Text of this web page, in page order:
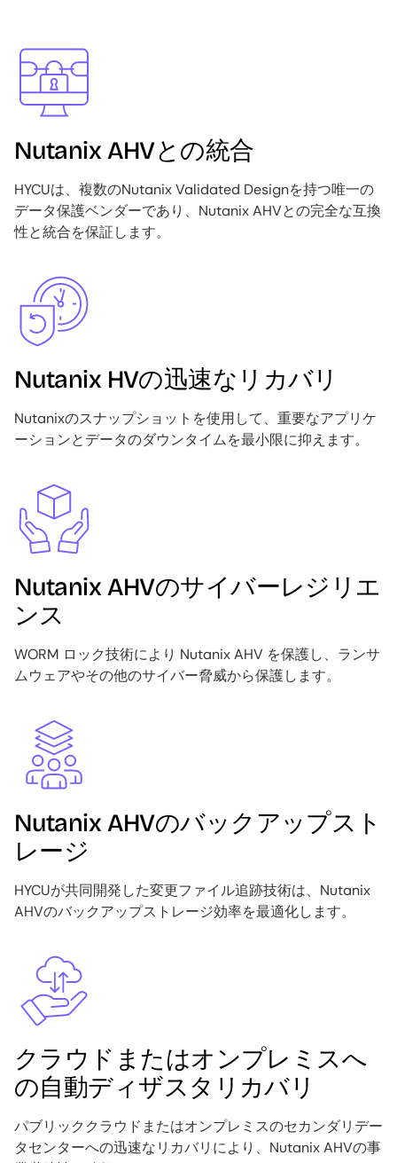
Image
Nutanix AHVとの統合
HYCUは、複数のNutanix Validated Designを持つ唯一の
データ保護ベンダーであり、Nutanix AHVとの完全な互換
性と統合を保証します。
Image
Nutanix HVの迅速なリカバリ
Nutanixのスナップショットを使用して、重要なアプリケ
ーションとデータのダウンタイムを最小限に抑えます。
Image
Nutanix AHVのサイバーレジリエ
ンス
WORM ロック技術により Nutanix AHV を保護し、ランサ
ムウェアやその他のサイバー脅威から保護します。
Image
Nutanix AHVのバックアップスト
レージ
HYCUが共同開発した変更ファイル追跡技術は、Nutanix
AHVのバックアップストレージ効率を最適化します。
Image
クラウドまたはオンプレミスへ
の自動ディザスタリカバリ
パブリッククラウドまたはオンプレミスのセカンダリデー
タセンターへの迅速なリカバリにより、Nutanix AHVの事